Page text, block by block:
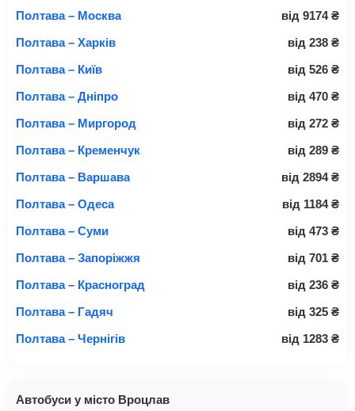
Полтава – Москва від 9174 ₴
Полтава – Харків
від 238 ₴
Полтава – Київ
від 526 ₴
Полтава – Дніпро
від 470 ₴
Полтава – Миргород
від 272 ₴
Полтава – Кременчук
від 289 ₴
Полтава – Варшава
від 2894 ₴
Полтава – Одеса
від 1184 ₴
Полтава – Суми
від 473 ₴
Полтава – Запоріжжя
від 701 ₴
Полтава – Красноград
від 236 ₴
Полтава – Гадяч
від 325 ₴
Полтава – Чернігів
від 1283 ₴
Автобуси у місто Вроцлав